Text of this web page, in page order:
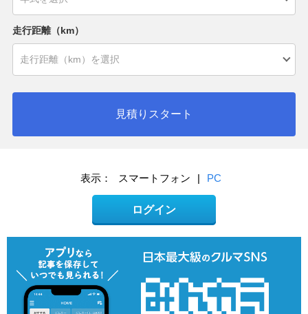
走行距離（km）
見積りスタート
表示： スマートフォン | PC
ログイン